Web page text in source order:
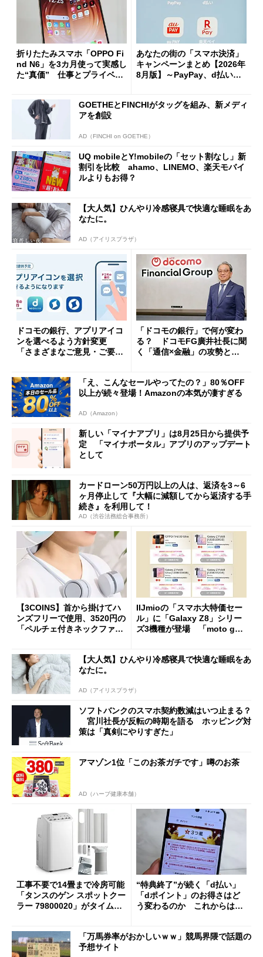
折りたたみスマホ「OPPO Fi
nd N6」を3カ月使って実感し
た“真価” 仕事とプライベー
あなたの街の「スマホ決済」
キャンペーンまとめ【2026年
8月版】～PayPay、d払い、a
GOETHEとFINCHIがタッグを組み、新メディ
アを創設
AD（FINCHI on GOETHE）
UQ mobileとY!mobileの「セット割なし」新
割引を比較 ahamo、LINEMO、楽天モバイ
ルよりもお得？
【大人気】ひんやり冷感寝具で快適な睡眠をあ
なたに。
AD（アイリスプラザ）
ドコモの銀行、アプリアイコ
ンを選べるよう方針変更
「さまざまなご意見・ご要望
「ドコモの銀行」で何が変わ
る？ ドコモFG廣井社長に聞
く「通信×金融」の攻勢とグ
「え、こんなセールやってたの？」80％OFF
以上が続々登場！Amazonの本気が凄すぎる
AD（Amazon）
新しい「マイナアプリ」は8月25日から提供予
定 「マイナポータル」アプリのアップデート
として
カードローン50万円以上の人は、返済を3～6
ヶ月停止して『大幅に減額してから返済する手
続き』を利用して！
AD（渋谷法務総合事務所）
【3COINS】首から掛けてハ
ンズフリーで使用、3520円の
「ペルチェ付きネックファ
IIJmioの「スマホ大特価セー
ル」に「Galaxy Z8」シリー
ズ3機種が登場 「moto g37
【大人気】ひんやり冷感寝具で快適な睡眠をあ
なたに。
AD（アイリスプラザ）
ソフトバンクのスマホ契約数減はいつ止まる？
宮川社長が反転の時期を語る ホッピング対
策は「真剣にやりすぎた」
アマゾン1位「このお茶ガチです」噂のお茶
AD（ハーブ健康本舗）
工事不要で14畳まで冷房可能
「タンスのゲン スポットクー
ラー 79800020」がタイムセ
“特典終了”が続く「d払い」
「dポイント」のお得さはど
う変わるのか これからは
「万馬券率がおかしいｗｗ」競馬界隈で話題の
予想サイト